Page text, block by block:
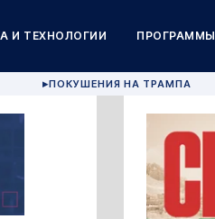
И ТЕХНОЛОГИИ ПРОГРАММЫ
▶ПОКУШЕНИЯ НА ТРАМПА